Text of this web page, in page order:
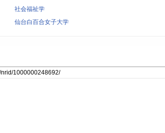
社会福祉学
仙台白百合女子大学